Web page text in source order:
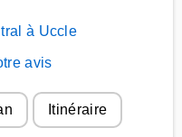
à Uccle
avis
Itinéraire